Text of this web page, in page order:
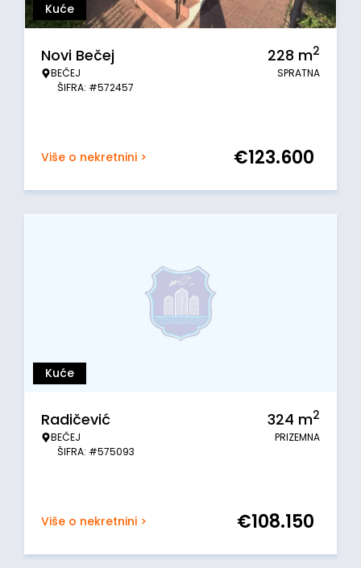
Kuće
Novi Bečej
BEČEJ
ŠIFRA: #572457
228 m2
SPRATNA
Više o nekretnini > €123.600
Kuće
Radičević
BEČEJ
ŠIFRA: #575093
324 m2
PRIZEMNA
Više o nekretnini > €108.150